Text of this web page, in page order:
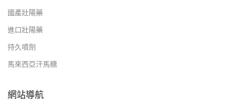
國產壯陽藥
進口壯陽藥
持久噴劑
馬來西亞汗馬糖
網站導航